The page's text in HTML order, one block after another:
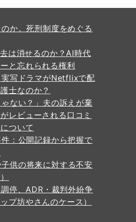
か。死刑制度をめぐる
は消せるのか？AI時代
と忘れられる権利
写ドラマがNetflixで配
士なのか？
ない？」夫の訴えが棄
レビューされる口コミ
ついて
：公開記録から把握で
子供の将来に対する不安
停、ADR・裁判外紛争
プ坊やさんのケース）